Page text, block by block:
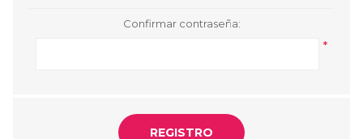
Confirmar contraseña:
*